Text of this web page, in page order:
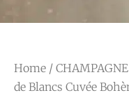
Home / CHAMPAGNE
de Blancs Cuvée